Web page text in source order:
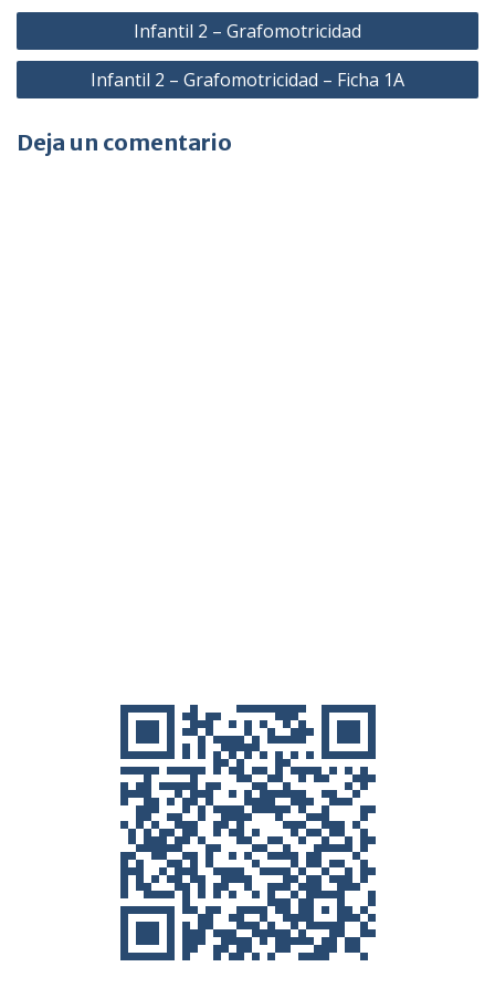
Navegación
de
entradas
Infantil 2 – Grafomotricidad
Infantil 2 – Grafomotricidad – Ficha 1A
Deja un comentario